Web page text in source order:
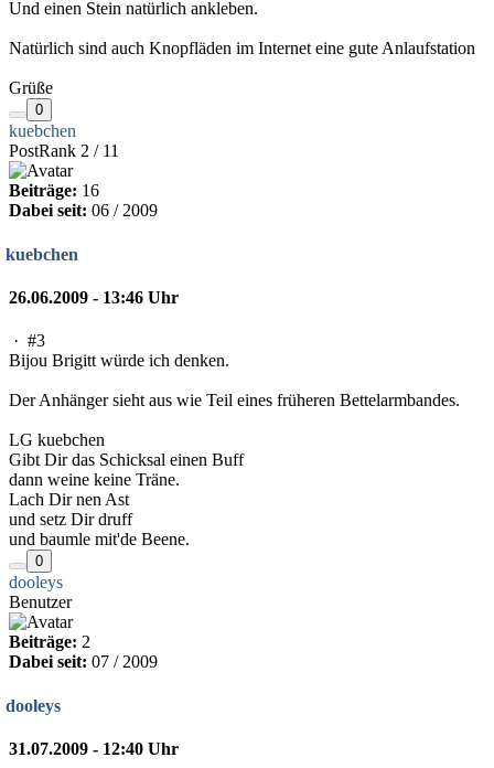
Und einen Stein natürlich ankleben.
Natürlich sind auch Knopfläden im Internet eine gute Anlaufstation
Grüße
0
kuebchen
PostRank 2 / 11
Beiträge: 16
Dabei seit: 06 / 2009
kuebchen
26.06.2009 - 13:46 Uhr
· #3
Bijou Brigitt würde ich denken.
Der Anhänger sieht aus wie Teil eines früheren Bettelarmbandes.
LG kuebchen
Gibt Dir das Schicksal einen Buff
dann weine keine Träne.
Lach Dir nen Ast
und setz Dir druff
und baumle mit'de Beene.
0
dooleys
Benutzer
Beiträge: 2
Dabei seit: 07 / 2009
dooleys
31.07.2009 - 12:40 Uhr